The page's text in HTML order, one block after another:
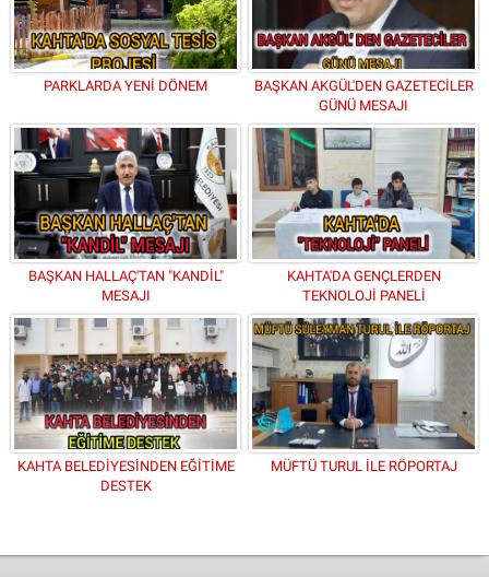
PARKLARDA YENİ DÖNEM
BAŞKAN AKGÜL'DEN GAZETECİLER
GÜNÜ MESAJI
BAŞKAN HALLAÇ'TAN "KANDİL"
MESAJI
KAHTA'DA GENÇLERDEN
TEKNOLOJİ PANELİ
KAHTA BELEDİYESİNDEN EĞİTİME
DESTEK
MÜFTÜ TURUL İLE RÖPORTAJ